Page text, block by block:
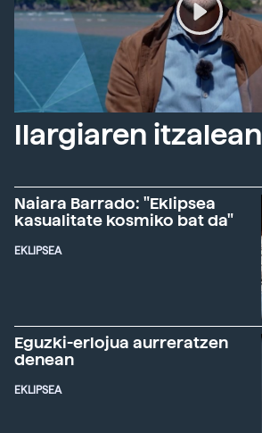
Ilargiaren itzalean
Naiara Barrado: "Eklipsea
kasualitate kosmiko bat da"
EKLIPSEA
Eguzki-erlojua aurreratzen
denean
EKLIPSEA